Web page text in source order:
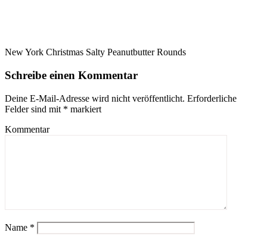
New York Christmas Salty Peanutbutter Rounds
Schreibe einen Kommentar
Deine E-Mail-Adresse wird nicht veröffentlicht. Erforderliche
Felder sind mit * markiert
Kommentar
Name *